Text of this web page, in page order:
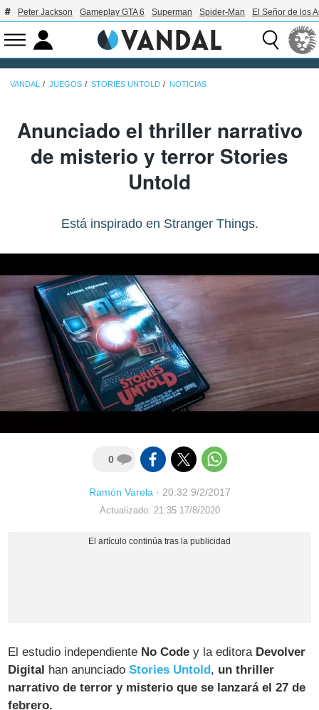
Peter Jackson Gameplay GTA 6 Superman Spider-Man El Señor de los
VANDAL JUEGOS STORIES UNTOLD NOTICIAS
Anunciado el thriller narrativo
de misterio y terror Stories
Untold
Está inspirado en Stranger Things.
0
Ramón Varela· 20:32 9/2/2017
Actualizado: 21:35 17/8/2020
El estudio independiente No Code y la editora Devolver
Digital han anunciadoStories Untold, un thriller
narrativo de terror y misterio que se lanzará el 27 de
febrero.